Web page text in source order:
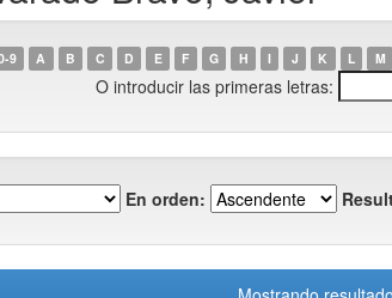
9 A B C D E F G H I J K L M
O introducir las primeras letras:
En orden: